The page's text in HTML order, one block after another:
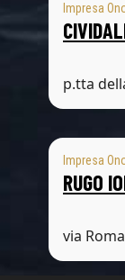
Impresa
p.tta
Impresa
RUGO
via